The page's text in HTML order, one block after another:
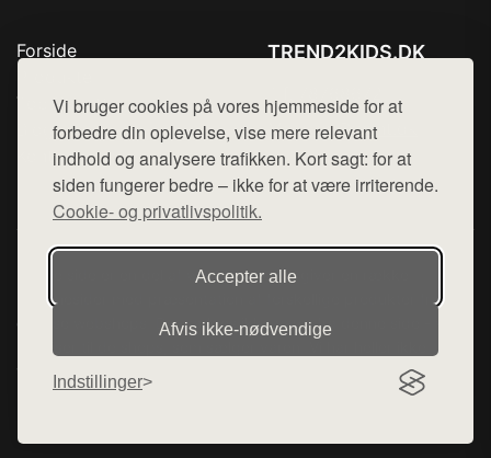
Vi bruger cookies på vores hjemmeside for at
forbedre din oplevelse, vise mere relevant
indhold og analysere trafikken. Kort sagt: for at
siden fungerer bedre – ikke for at være irriterende.
Cookie- og privatlivspolitik.
Accepter alle
Afvis ikke‑nødvendige
Indstillinger
Forside
Top Rabatter
Blog
Kontakt
TREND2KIDS.DK
Mail: hej@want.dk
Cookie- og privatlivspolitik
Denne side er en del af want.dk, der udgiver en række
hjemmesider med præsentation af forskellige produkter fra
diverse webshops. Der sælges ikke varer fra denne side - vi
henviser til de shops, som sælger varen. Vi har heller ikke
varerne på lager.